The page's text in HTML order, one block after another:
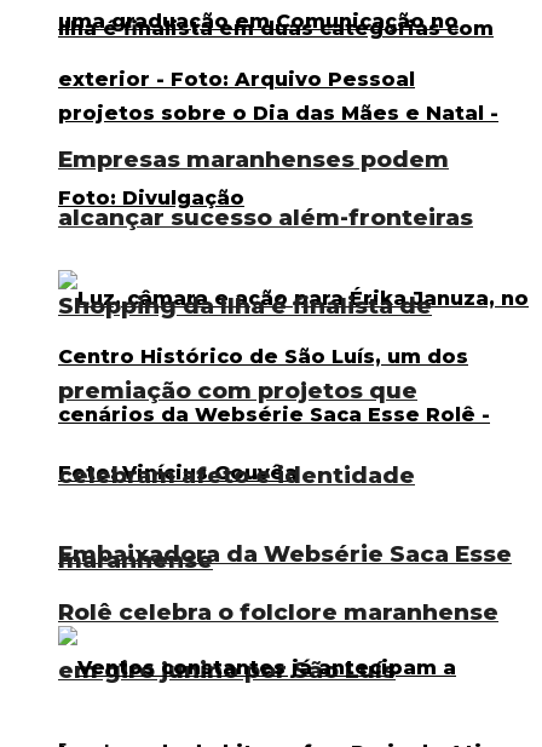
Empresas maranhenses podem
alcançar sucesso além-fronteiras
Embaixadora da Websérie Saca Esse
Rolê celebra o folclore maranhense
em giro junino por São Luís
Shopping da Ilha é finalista de
premiação com projetos que
celebram afeto e identidade
maranhense